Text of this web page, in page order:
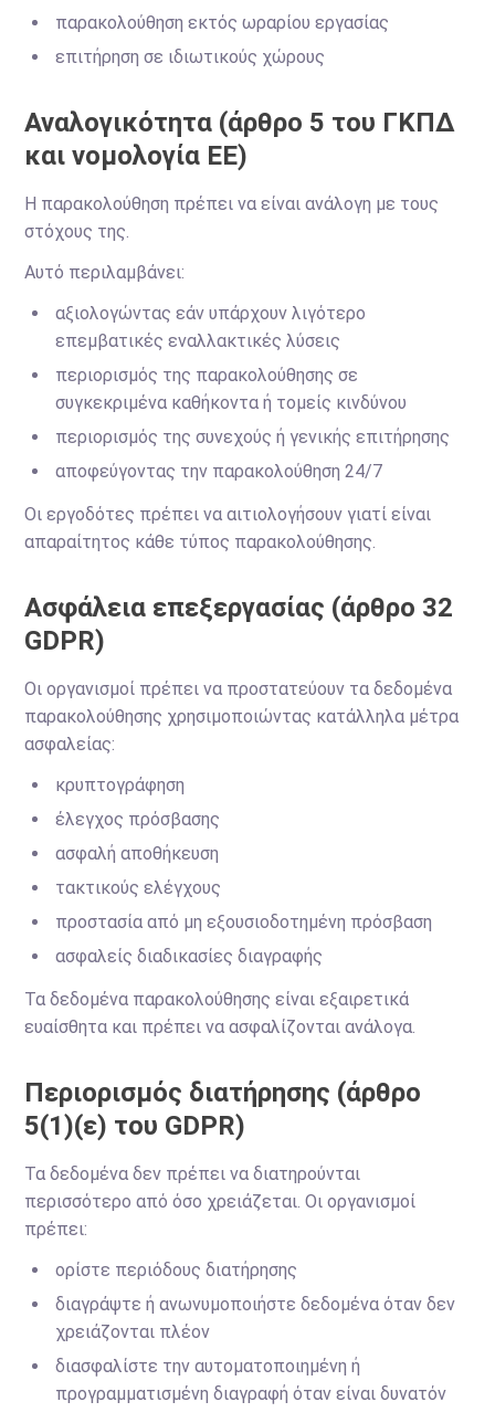
παρακολούθηση εκτός ωραρίου εργασίας
επιτήρηση σε ιδιωτικούς χώρους
Αναλογικότητα (άρθρο 5 του ΓΚΠΔ
και νομολογία ΕΕ)
Η παρακολούθηση πρέπει να είναι ανάλογη με τους
στόχους της.
Αυτό περιλαμβάνει:
αξιολογώντας εάν υπάρχουν λιγότερο
επεμβατικές εναλλακτικές λύσεις
περιορισμός της παρακολούθησης σε
συγκεκριμένα καθήκοντα ή τομείς κινδύνου
περιορισμός της συνεχούς ή γενικής επιτήρησης
αποφεύγοντας την παρακολούθηση 24/7
Οι εργοδότες πρέπει να αιτιολογήσουν γιατί είναι
απαραίτητος κάθε τύπος παρακολούθησης.
Ασφάλεια επεξεργασίας (άρθρο 32
GDPR)
Οι οργανισμοί πρέπει να προστατεύουν τα δεδομένα
παρακολούθησης χρησιμοποιώντας κατάλληλα μέτρα
ασφαλείας:
κρυπτογράφηση
έλεγχος πρόσβασης
ασφαλή αποθήκευση
τακτικούς ελέγχους
προστασία από μη εξουσιοδοτημένη πρόσβαση
ασφαλείς διαδικασίες διαγραφής
Τα δεδομένα παρακολούθησης είναι εξαιρετικά
ευαίσθητα και πρέπει να ασφαλίζονται ανάλογα.
Περιορισμός διατήρησης (άρθρο
5(1)(ε) του GDPR)
Τα δεδομένα δεν πρέπει να διατηρούνται
περισσότερο από όσο χρειάζεται. Οι οργανισμοί
πρέπει:
ορίστε περιόδους διατήρησης
διαγράψτε ή ανωνυμοποιήστε δεδομένα όταν δεν
χρειάζονται πλέον
διασφαλίστε την αυτοματοποιημένη ή
προγραμματισμένη διαγραφή όταν είναι δυνατόν